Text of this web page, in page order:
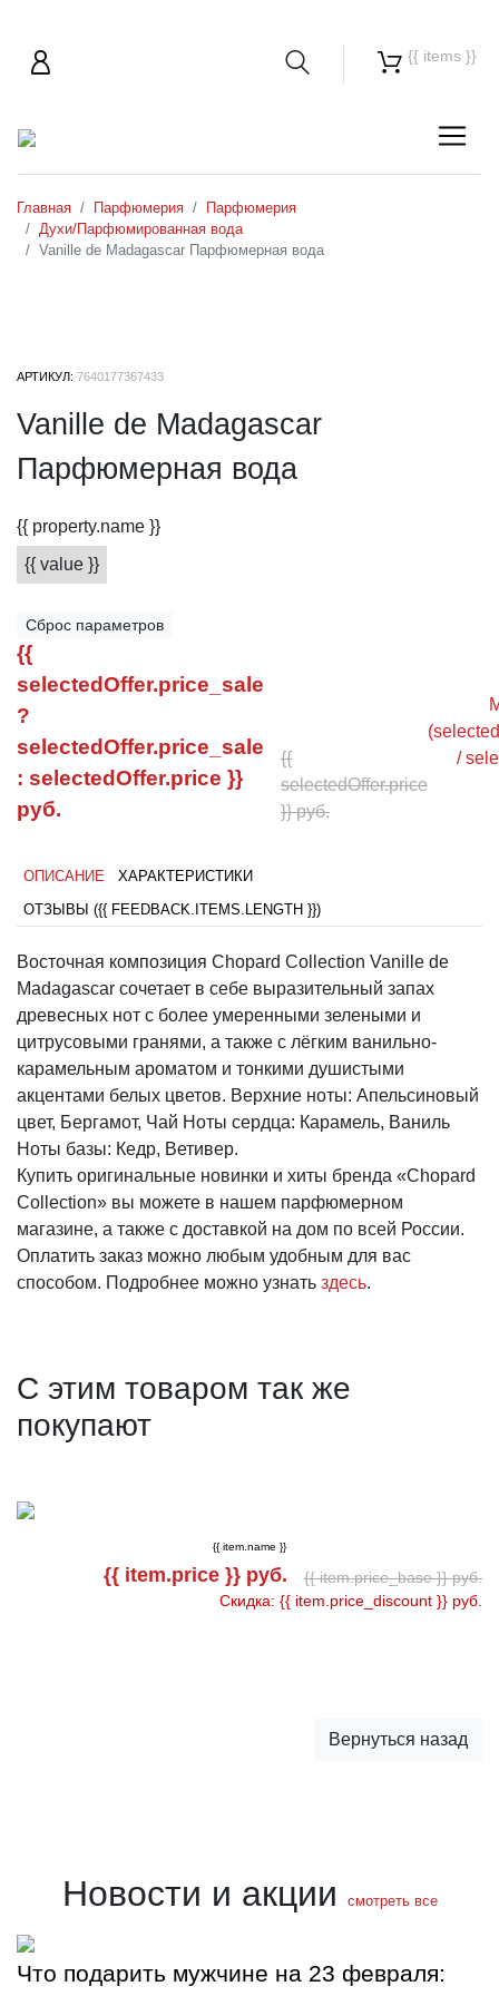
{{ items }}
Главная Парфюмерия
Парфюмерия
Духи/Парфюмированная вода
Vanille de Madagascar Парфюмерная вода
АРТИКУЛ: 7640177367433
Vanille de Madagascar
Парфюмерная вода
{{ property.name }}
{{ value }}
Сброс параметров
{{
selectedOffer.price_sale
?
selectedOffer.price_sale
: selectedOffer.price }}
руб.
{{
selectedOffer.price
}} руб.
/
ОПИСАНИЕ
ХАРАКТЕРИСТИКИ
ОТЗЫВЫ ({{ FEEDBACK.ITEMS.LENGTH }})
Восточная композиция Chopard Collection Vanille de
Madagascar сочетает в себе выразительный запах
древесных нот с более умеренными зелеными и
цитрусовыми гранями, а также с лёгким ванильно-
карамельным ароматом и тонкими душистыми
акцентами белых цветов. Верхние ноты: Апельсиновый
цвет, Бергамот, Чай Ноты сердца: Карамель, Ваниль
Ноты базы: Кедр, Ветивер.
Купить оригинальные новинки и хиты бренда «Chopard
Collection» вы можете в нашем парфюмерном
магазине, а также с доставкой на дом по всей России.
Оплатить заказ можно любым удобным для вас
способом. Подробнее можно узнать здесь.
С этим товаром так же
покупают
{{ item.name }}
{{ item.price }} руб.
{{ item.price_base }} руб.
Скидка: {{ item.price_discount }} руб.
Вернуться назад
Новости и акции смотреть все
Что подарить мужчине на 23 февраля: